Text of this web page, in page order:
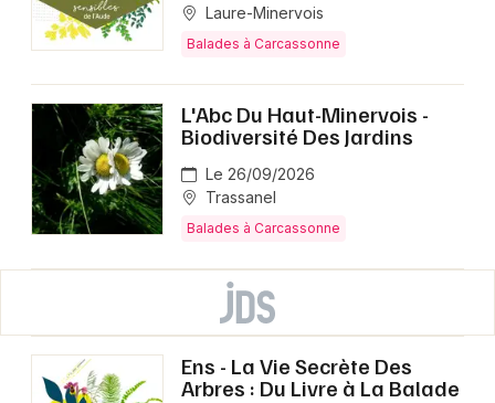
Laure-Minervois
Balades à Carcassonne
L'Abc Du Haut-Minervois -
Biodiversité Des Jardins
Le 26/09/2026
Trassanel
Balades à Carcassonne
Ens - La Vie Secrète Des
Arbres : Du Livre à La Balade